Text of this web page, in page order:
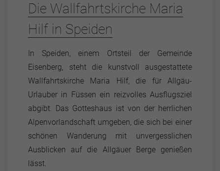
Die Wallfahrtskirche Maria
Hilf in Speiden
In Speiden, einem Ortsteil der Gemeinde
Eisenberg, steht die kunstvoll ausgestattete
Wallfahrtskirche Maria Hilf, die für Allgäu-
Urlauber in Füssen ein reizvolles Ausflugsziel
abgibt. Das Gotteshaus ist von der herrlichen
Alpenvorlandschaft umgeben, die sich bei einer
schönen Wanderung mit unvergesslichen
Ausblicken auf die Allgäuer Berge genießen
lässt.